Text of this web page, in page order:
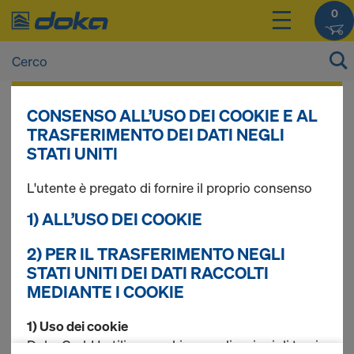
0
dopo illogin.
Puntello Eurex eco
Trovati 1 prodotti
Più ricercato
Puntello per solai Doka
CONSENSO ALL’USO DEI COOKIE E AL
TRASFERIMENTO DEI DATI NEGLI
STATI UNITI
L'utente è pregato di fornire il proprio consenso
1) ALL’USO DEI COOKIE
2) PER IL TRASFERIMENTO NEGLI
STATI UNITI DEI DATI RACCOLTI
MEDIANTE I COOKIE
1) Uso dei cookie
Doka GmbH utilizza cookie e applicazioni di terzi.